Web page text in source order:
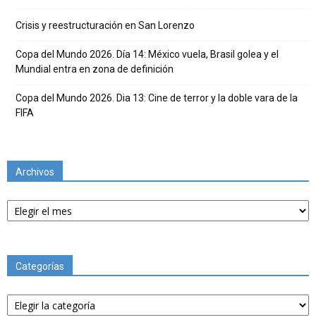
Crisis y reestructuración en San Lorenzo
Copa del Mundo 2026. Día 14: México vuela, Brasil golea y el
Mundial entra en zona de definición
Copa del Mundo 2026. Dia 13: Cine de terror y la doble vara de la
FIFA
Archivos
Archivos
Categorías
Categorías